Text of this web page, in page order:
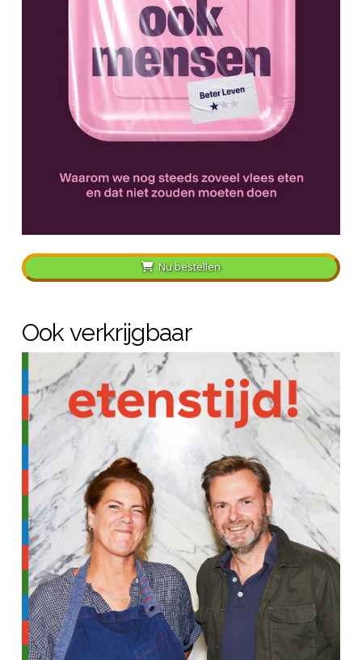
Nu bestellen
Ook verkrijgbaar